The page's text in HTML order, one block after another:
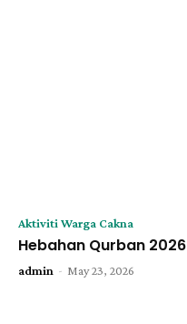
Aktiviti Warga Cakna
Hebahan Qurban 2026
admin - May 23, 2026